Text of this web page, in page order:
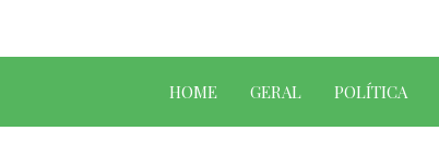
HOME GERAL POLÍTICA